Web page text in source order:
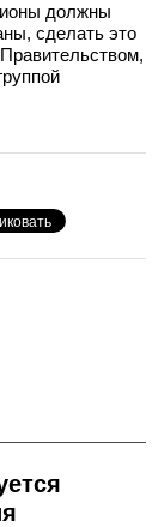
должны
сделать это